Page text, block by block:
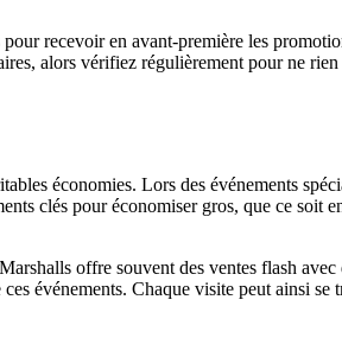
recevoir en avant-première les
alors vérifiez régulièrement pour ne
économies. Lors des événements
clés pour économiser gros, que ce soit
offre souvent des ventes flash
événements. Chaque visite peut ainsi se